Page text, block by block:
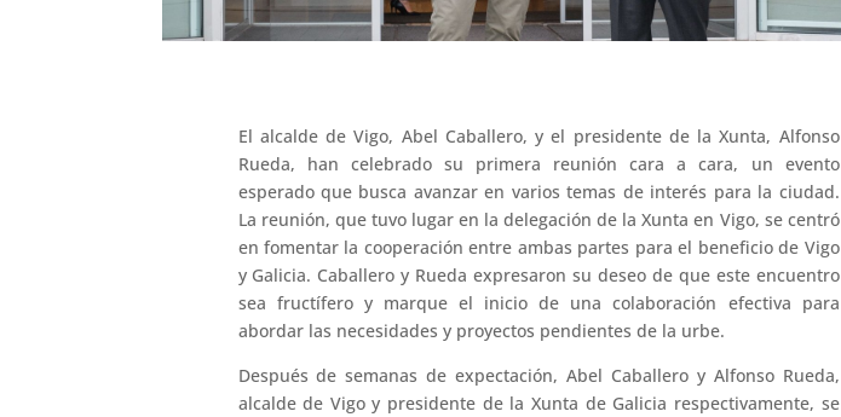
El alcalde de Vigo, Abel Caballero, y el presidente de la Xunta, Alfonso
Rueda, han celebrado su primera reunión cara a cara, un evento
esperado que busca avanzar en varios temas de interés para la ciudad.
La reunión, que tuvo lugar en la delegación de la Xunta en Vigo, se centró
en fomentar la cooperación entre ambas partes para el beneficio de Vigo
y Galicia. Caballero y Rueda expresaron su deseo de que este encuentro
sea fructífero y marque el inicio de una colaboración efectiva para
abordar las necesidades y proyectos pendientes de la urbe​.
Después de semanas de expectación, Abel Caballero y Alfonso Rueda,
alcalde de Vigo y presidente de la Xunta de Galicia respectivamente, se